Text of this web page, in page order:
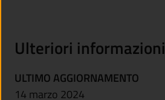
Ulteriori informazioni
ULTIMO AGGIORNAMENTO
14 marzo 2024